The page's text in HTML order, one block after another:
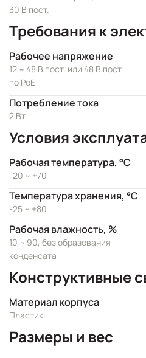
30 В пост.
Требования к
Рабочее напряжение
12 ~ 48 В пост. или 48 В пост.
по PoE
Потребление тока
2 Вт
Условия
Рабочая температура, °C
-20 ~ +70
Температура хранения, °C
-25 ~ +80
Рабочая влажность, %
10 ~ 90, без образования
конденсата
Конструктивные
Материал корпуса
Пластик
Размеры и вес